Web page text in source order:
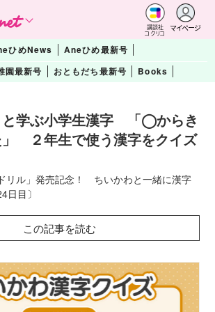
講談社
コクリコ
マイページ
ひめNews
Aneひめ最新号
園最新号
おともだち最新号 Books
と学ぶ小学生漢字 「◯からき
２年生で使う漢字をクイズ
リル」発売記念！ ちいかわと一緒に漢字
日目〕
この記事を読む